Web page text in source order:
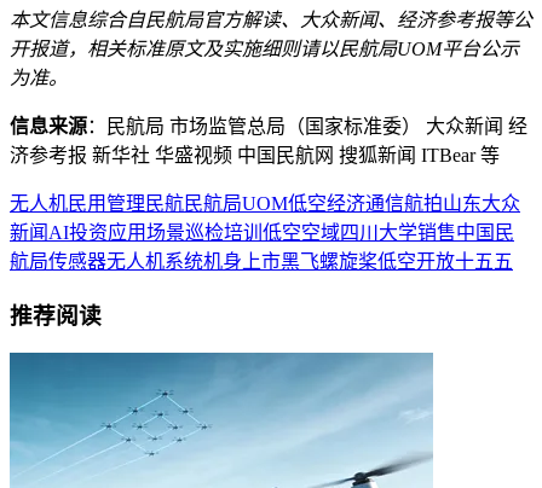
本文信息综合自民航局官方解读、大众新闻、经济参考报等公
开报道，相关标准原文及实施细则请以民航局UOM平台公示
为准。
信息来源：民航局 市场监管总局（国家标准委） 大众新闻 经
济参考报 新华社 华盛视频 中国民航网 搜狐新闻 ITBear 等
无人机民用 管理 民航民航局UOM低空经济通信航拍山东大众
新闻 AI投资应用场景巡检培训 低空空域四川 大学销售中国民
航局传感器无人机系统机身 上市黑飞螺旋桨低空开放十五五
推荐阅读